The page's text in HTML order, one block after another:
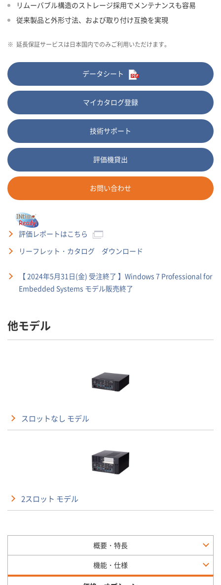
リムーバブル構造のストレージ採用でメンテナンスも容易
従来製品と外形寸法、および取り付け互換を実現
※ 延長保証サービスは日本国内でのみご利用いただけます。
データシート
マイカタログ登録
技術サポート
評価機貸出
お問い合わせ
評価レポートはこちら
リーフレット・カタログ ダウンロード
【 2024年5月31日(金) 受注終了 】Windows 7 Professional for
Embedded Systems モデル販売終了
他モデル
スロットなし モデル
2スロット モデル
概要・特長
機能・仕様